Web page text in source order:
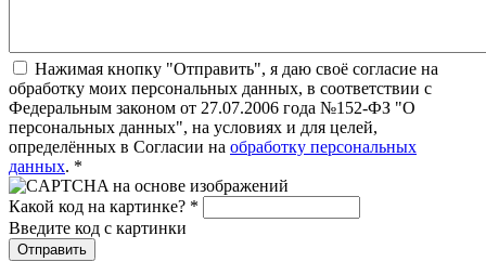
Нажимая кнопку "Отправить", я даю своё согласие на
обработку моих персональных данных, в соответствии с
Федеральным законом от 27.07.2006 года №152-ФЗ "О
персональных данных", на условиях и для целей,
определённых в Согласии на обработку персональных
данных. *
Какой код на картинке? *
Введите код с картинки